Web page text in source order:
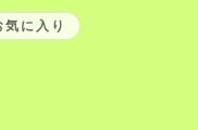
に入り